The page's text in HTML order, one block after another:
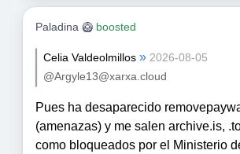
Paladina 🥝boosted
Celia Valdeolmillos » 2026-08-05
@Argyle13@xarxa.cloud
Pues ha desaparecido
(amenazas) y me salen archive.is,
como bloqueados por el Ministerio